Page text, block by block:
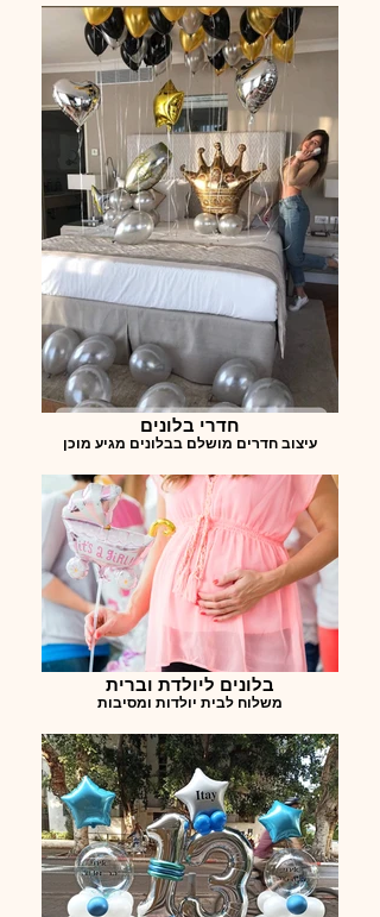
חדרי בלונים
עיצוב חדרים מושלם בבלונים מגיע מוכן
בלונים ליולדת וברית
משלוח לבית יולדות ומסיבות